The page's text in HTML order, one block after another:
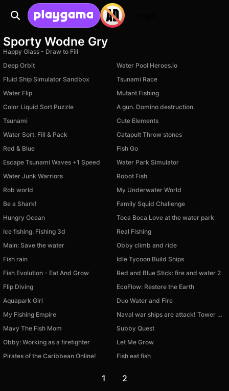
Sporty Wodne Gry
Happy Glass - Draw to Fill
Deep Orbit
Water Pool Heroes.io
Fluid Ship Simulator Sandbox
Tsunami Race
Water Flip
Mutant Fishing
Color Liquid Sort Puzzle
A gun. Domino destruction.
Tsunami
Cute Elements
Water Sort: Fill & Pack
Catapult Throw stones
Red & Blue
Fish Go
Escape Tsunami Waves +1 Speed
Water Park Simulator
Water Junk Warriors
Robot Fish
Rob world
My Underwater World
Be a Shark!
Family Squid Challenge
Hungry Ocean
Toca Boca Love at the water park
Ice fishing. Fishing 3d
Real Fishing
Main: Save the water
Obby climb and ride
Fish rain
Idle Tycoon Build Ships
Fish Evolution - Eat And Grow
Red and Blue Stick: fire and water 2
Flip Diving
EcoFlow: Restore the Earth
Aquapark Girl
Duo Water and Fire
My Fishing Empire
Naval war ships are attack! Tower base defense
Mavy The Fish Mom
Subby Quest
Obby: Working as a firefighter
Let Me Grow
Pirates of the Caribbean Online!
Fish eat fish
1 2